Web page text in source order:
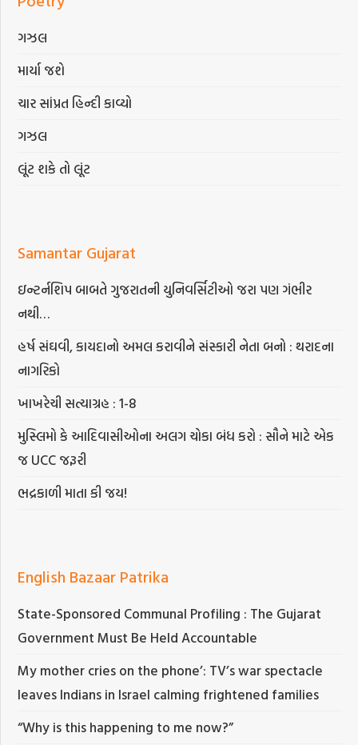
ગઝલ
માર્યા જશે
ચાર સાંપ્રત હિન્દી કાવ્યો
ગઝલ
લૂંટ શકે તો લૂંટ
Samantar Gujarat
ઇન્ટર્નશિપ બાબતે ગુજરાતની યુનિવર્સિટીઓ જરા પણ ગંભીર
નથી…
હર્ષ સંઘવી, કાયદાનો અમલ કરાવીને સંસ્કારી નેતા બનો : થરાદના
નાગરિકો
ખાખરેચી સત્યાગ્રહ : 1-8
મુસ્લિમો કે આદિવાસીઓના અલગ ચોકા બંધ કરો : સૌને માટે એક
જ UCC જરૂરી
ભદ્રકાળી માતા કી જય!
English Bazaar Patrika
State-Sponsored Communal Profiling : The Gujarat
Government Must Be Held Accountable
My mother cries on the phone’: TV’s war spectacle
leaves Indians in Israel calming frightened families
“Why is this happening to me now?”